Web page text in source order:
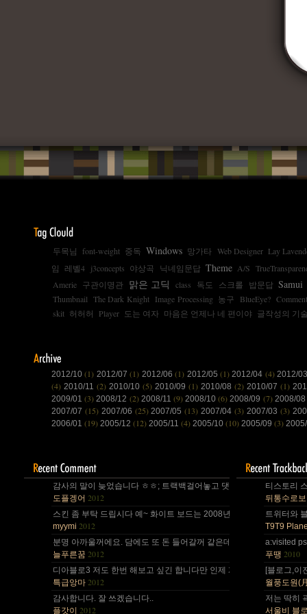
두목님 font-weight 중독 Windows 망가타 Web Designer Lay
임
레벨4 j3concepts 야상곡 닉네임문답 Theme A/S
Amerie 구관이명관 맑은 고딕 class 독도 스크롤 밥문답 Samui
Thumbnail The Dark Knight Image Processing 농구 BlueEye? Comment
skit 허허허 Player 도는 여자 마음은 언제나 네 편이야 글작성의 기
2012/10(1) 2012/07(1) 2012/06(1) 2012/05 (1) 2012/04 (4) 2012/
(4) 2010/11(2) 2010/10(5) 2010/09(1) 2010/08(2) 2010/07(1)
2009/01(3) 2008/12 (2) 2008/11 (9) 2008/10(6) 2008/09 (7) 2008/08
2007/07 (15) 2007/06 (25) 2007/05(13) 2007/04(3) 2007/03 (3)
2006/01 (19) 2005/12 (12) 2005/11 (4) 2005/10 (10) 2005/09 (3)
감사의 말이 늦었습니다 ㅎㅎ; 트랙백걸어놓고 댓글 쓴다는걸 깜박 ㅎ
도플겡어 2012
스킨 좀 부탁 드립시다 예~ 화이트 보드는 2008년,그리고 4년 넘었네
myymi 2012
분명 아까울꺼에요. 담에도 또 돈 들어갈꺼 같은데.. Mac을 저한테 주
늘푸른꿈 2012
디아블로3 저도 한번 해보고 싶긴 합니다만 인제 게임은 왠지 안땡기
특급앙마 2012
감사합니다. 잘 쓰겠습니다..
플갓이
2012
티스토리
뒤통수로
트위터와
T9T9
a:visited
푸땡 2010
[블로그,이
월풍도원(
저는 딱히
서울비 블